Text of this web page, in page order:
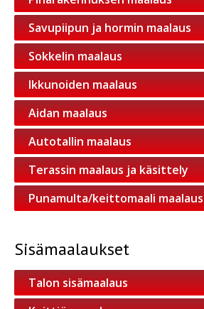
Savupiipun ja hormin maalaus
Sokkelin maalaus
Ikkunoiden maalaus
Aidan maalaus
Autotallin maalaus
Terassin maalaus ja käsittely
Punamulta/keittomaali maalaus
Sisämaalaukset
Talon sisämaalaus